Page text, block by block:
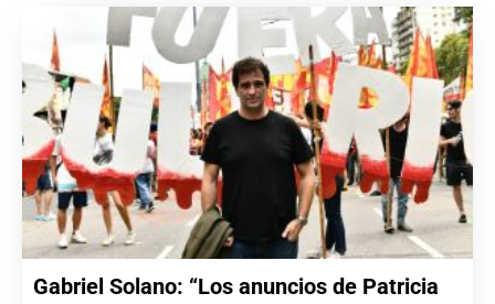
Gabriel Solano: “Los anuncios de Patricia